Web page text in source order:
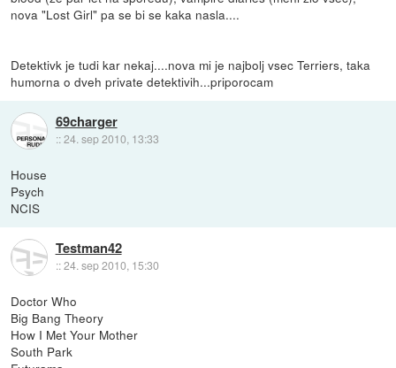
nova "Lost Girl" pa se bi se kaka nasla....
Detektivk je tudi kar nekaj....nova mi je najbolj vsec Terriers, taka
humorna o dveh private detektivih...priporocam
69charger
::24. sep 2010, 13:33
House
Psych
NCIS
Testman42
::24. sep 2010, 15:30
Doctor Who
Big Bang Theory
How I Met Your Mother
South Park